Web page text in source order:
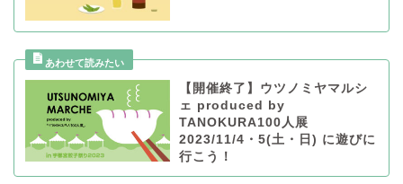
【開催終了】ウツノミヤマルシ
ェ produced by
TANOKURA100人展
2023/11/4・5(土・日) に遊びに
行こう！